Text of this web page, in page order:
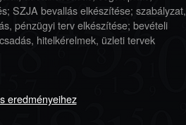
SZJA bevallás elkészítése; szabályzat,
pénzügyi terv elkészítése; bevételi
hitelkérelmek, üzleti tervek
eredményeihez